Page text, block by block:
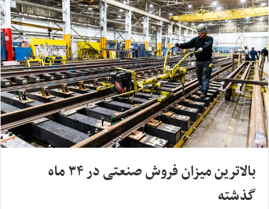
بالاترین میزان فروش صنعتی در ۳۴ ماه
گذشته